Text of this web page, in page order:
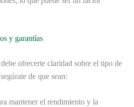
y garantías
ofrecerte claridad sobre el tipo de
de que sean:
mantener el rendimiento y la